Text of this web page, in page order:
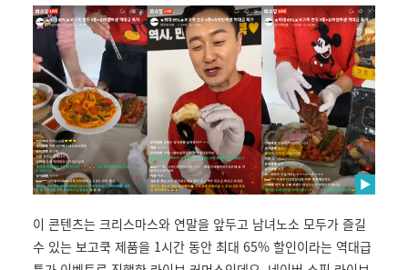
이 콘텐츠는 크리스마스와 연말을 앞두고 남녀노소 모두가 즐길
수 있는 보고쿡 제품을 1시간 동안 최대 65% 할인이라는 역대급